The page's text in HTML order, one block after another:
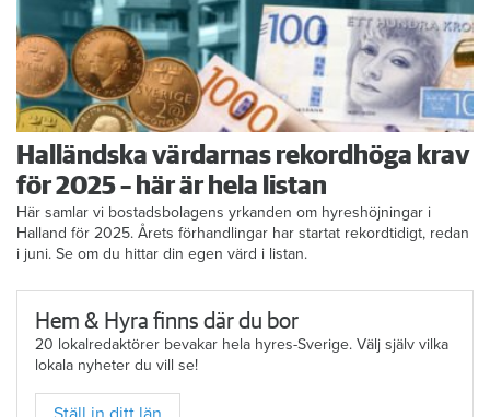
Halländska värdarnas rekordhöga krav
för 2025 – här är hela listan
Här samlar vi bostadsbolagens yrkanden om hyreshöjningar i
Halland för 2025. Årets förhandlingar har startat rekordtidigt, redan
i juni. Se om du hittar din egen värd i listan.
Hem & Hyra finns där du bor
20 lokalredaktörer bevakar hela hyres-Sverige. Välj själv vilka
lokala nyheter du vill se!